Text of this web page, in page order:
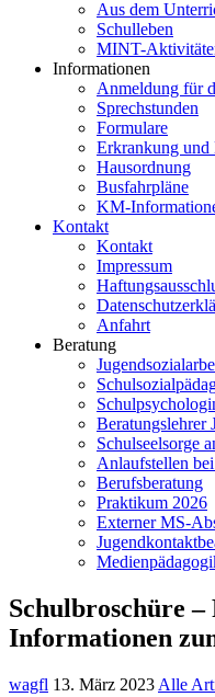
Aus dem
Schulleben
MINT-
Informationen
Anmeldung für
Sprechstunden
Formulare
Erkrankung und
Hausordnung
Busfahrpläne
KM-
Kontakt
Kontakt
Impressum
Anfahrt
Beratung
Beratungslehrer
Schulseelsorge
Anlaufstellen
Berufsberatung
Praktikum 2026
Externer MS-
Schulbroschüre
Informationen
wagfl 13. März 2023 Alle